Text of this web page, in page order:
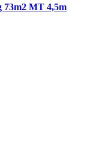
MT 4,5m